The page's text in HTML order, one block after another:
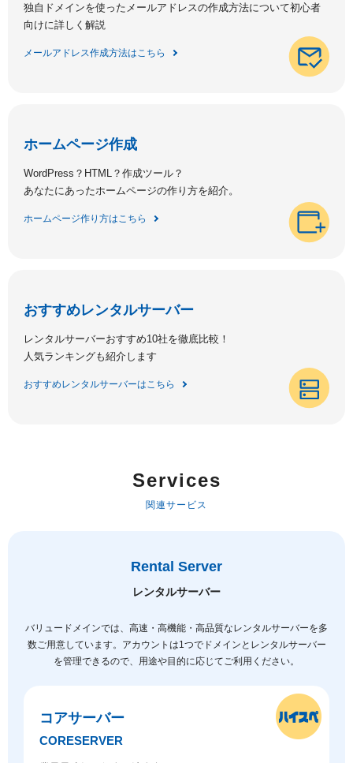
独自ドメインを使ったメールアドレスの作成方法について初心者
向けに詳しく解説
メールアドレス作成方法はこちら
ホームページ作成
WordPress？HTML？作成ツール？
あなたにあったホームページの作り方を紹介。
ホームページ作り方はこちら
おすすめレンタルサーバー
レンタルサーバーおすすめ10社を徹底比較！
人気ランキングも紹介します
おすすめレンタルサーバーはこちら
Services
関連サービス
Rental Server
レンタルサーバー
バリュードメインでは、高速・高機能・高品質なレンタルサーバーを多
数ご用意しています。
アカウントは1つでドメインとレンタルサーバー
を管理できるので、用途や目的に応じてご利用ください。
コアサーバー
CORESERVER